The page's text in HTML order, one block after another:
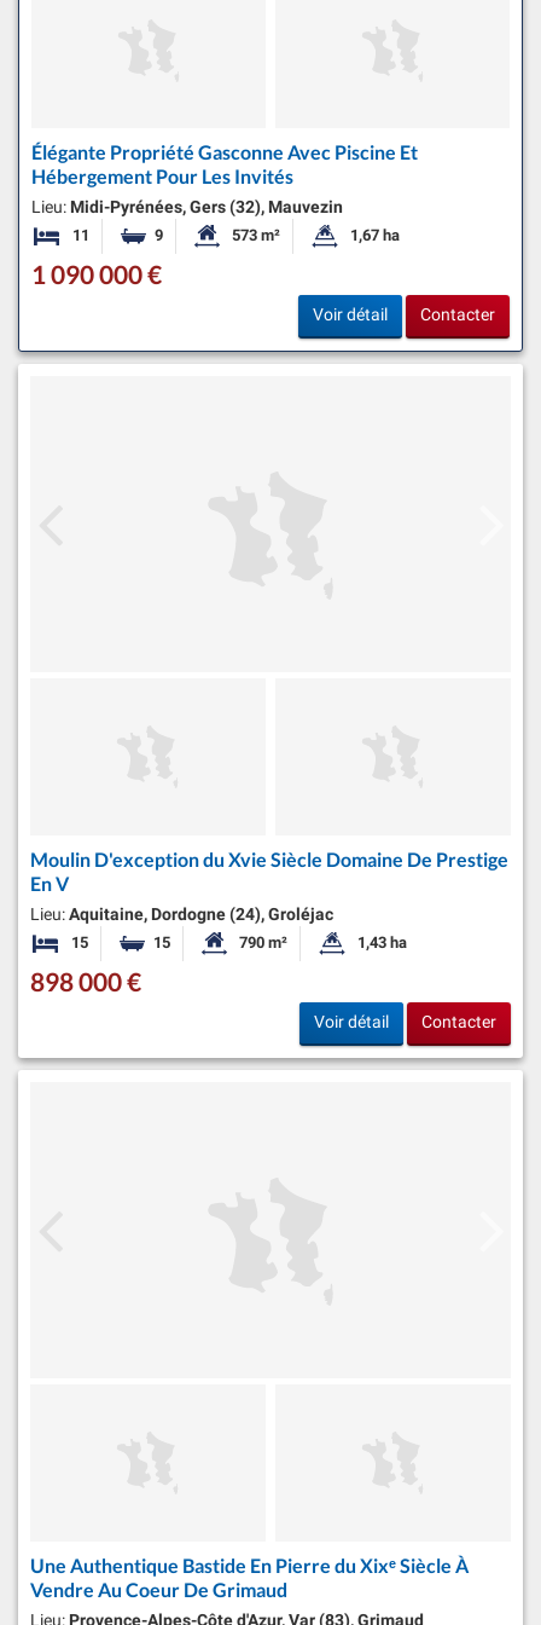
Élégante Propriété Gasconne Avec Piscine Et
Hébergement Pour Les Invités
Lieu: Midi-Pyrénées, Gers (32), Mauvezin
11 Chambres
9 Salles de bainsSurface habitable:
573 m² Superficie du terrain:
1,67 ha
1 090 000 €
Voir détail Contacter
Moulin D'exception du Xvie Siècle Domaine De Prestige
En V
Lieu:Aquitaine, Dordogne (24), Groléjac
15 Chambres15 Salles de bainsSurface habitable:
790 m² Superficie du terrain:
1,43 ha
898 000 €
Voir détail Contacter
Une Authentique Bastide En Pierre du Xixᵉ Siècle À
Vendre Au Coeur De Grimaud
Lieu: Provence-Alpes-Côte d'Azur, Var (83), Grimaud